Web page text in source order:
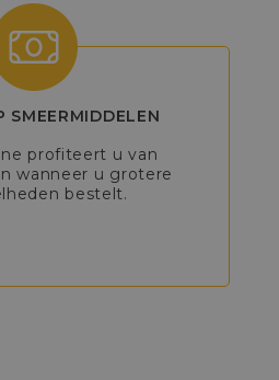
SMEERMIDDELEN
profiteert u van
wanneer u grotere
bestelt.